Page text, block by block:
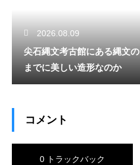
2026.08.09
尖石縄文考古館にある縄文
までに美しい造形なのか
コメント
0 トラックバック